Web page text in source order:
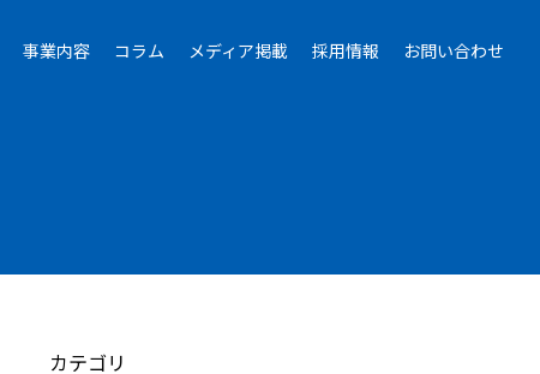
事業内容 コラム メディア掲載 採用情報 お問い合わせ
カテゴリ